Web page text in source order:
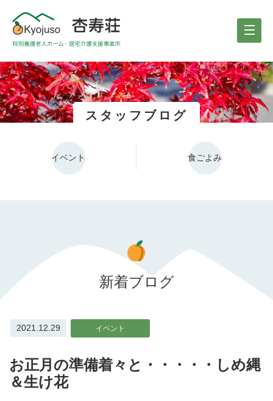
スタッフブログ
イベント 食ごよみ
新着ブログ
2021.12.29 イベント
お正月の準備着々と・・・・・しめ縄
＆生け花